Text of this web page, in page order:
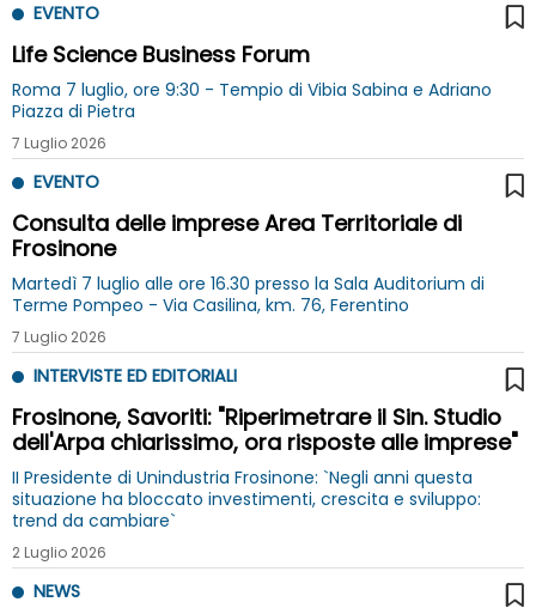
EVENTO
Life Science Business Forum
Roma 7 luglio, ore 9:30 - Tempio di Vibia Sabina e Adriano
Piazza di Pietra
7 Luglio 2026
EVENTO
Consulta delle imprese Area Territoriale di
Frosinone
Martedì 7 luglio alle ore 16.30 presso la Sala Auditorium di
Terme Pompeo - Via Casilina, km. 76, Ferentino
7 Luglio 2026
INTERVISTE ED EDITORIALI
Frosinone, Savoriti: "Riperimetrare il Sin. Studio
dell'Arpa chiarissimo, ora risposte alle imprese"
II Presidente di Unindustria Frosinone: `Negli anni questa
situazione ha bloccato investimenti, crescita e sviluppo:
trend da cambiare`
2 Luglio 2026
NEWS